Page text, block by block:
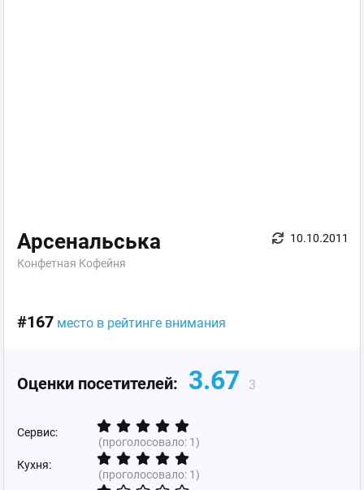
Арсенальська
Конфетная Кофейня
10.10.2011
#167 место в рейтинге внимания
Оценки посетителей: 3.67 3
Сервис:
(проголосовало: 1)
Кухня:
(проголосовало: 1)